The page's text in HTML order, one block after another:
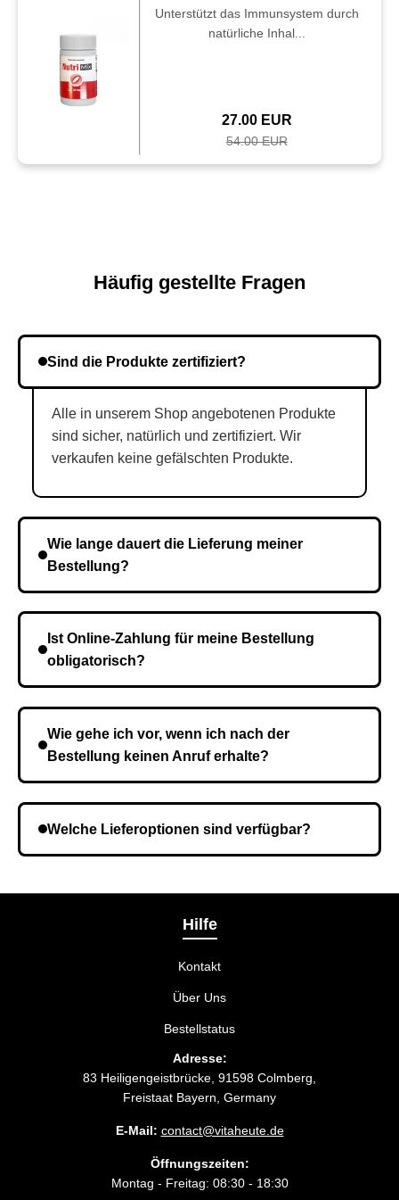
Unterstützt das Immunsystem durch
natürliche Inhal...
27.00 EUR
54.00 EUR
Häufig gestellte Fragen
Sind die Produkte zertifiziert?
Alle in unserem Shop angebotenen Produkte
sind sicher, natürlich und zertifiziert. Wir
verkaufen keine gefälschten Produkte.
Wie lange dauert die Lieferung meiner
Bestellung?
Kurierdienst und die Zeit hängt davon ab.
Ist Online-Zahlung für meine Bestellung
obligatorisch?
Wie gehe ich vor, wenn ich nach der
Bestellung keinen Anruf erhalte?
und wiederholen Sie gegebenenfalls die Bestellung.
Welche Lieferoptionen sind verfügbar?
Liefermethode wählen, die am besten zu Ihnen
Hilfe
Kontakt
Über Uns
Bestellstatus
Adresse:
83 Heiligengeistbrücke, 91598 Colmberg,
Freistaat Bayern, Germany
E-Mail: contact@vitaheute.de
Öffnungszeiten:
Montag - Freitag: 08:30 - 18:30